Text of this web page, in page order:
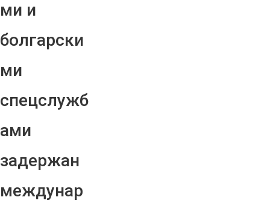
ми и
болгарски
ми
спецслужб
ами
задержан
междунар